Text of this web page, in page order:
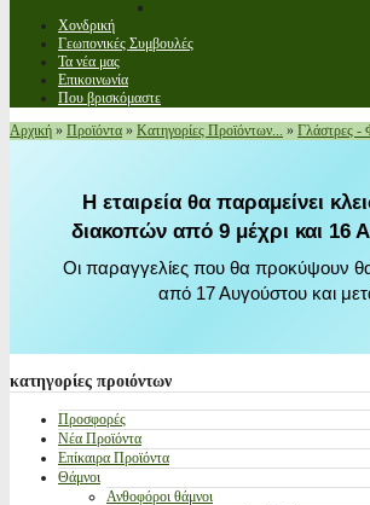
Χονδρική
Γεωπονικές Συμβουλές
Τα νέα μας
Επικοινωνία
Που βρισκόμαστε
Αρχική » Προϊόντα » Κατηγορίες Προϊόντων... » Γλάστρες -
Η εταιρεία θα παραμείνει
διακοπών από 9 μέχρι και 16
Οι παραγγελίες που θα προκύψουν
από 17 Αυγούστου και
κατηγορίες προιόντων
Προσφορές
Νέα Προϊόντα
Επίκαιρα Προϊόντα
Θάμνοι
Ανθοφόροι θάμνοι